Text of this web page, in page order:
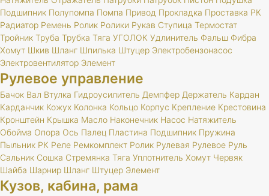
Подшипник Полупомпа Помпа Привод Прокладка Проставка РК
Радиатор Ремень Ролик Ролики Рукав Ступица Термостат
Тройник Труба Трубка Тяга УГОЛОК Удлинитель Фальш Фибра
Хомут Шкив Шланг Шпилька Штуцер Электробензонасос
Электровентилятор Элемент
Рулевое управление
Бачок Вал Втулка Гидроусилитель Демпфер Держатель Кардан
Карданчик Кожух Колонка Кольцо Корпус Крепление Крестовина
Кронштейн Крышка Масло Наконечник Насос Натяжитель
Обойма Опора Ось Палец Пластина Подшипник Пружина
Пыльник РК Реле Ремкомплект Ролик Рулевая Рулевое Руль
Сальник Сошка Стремянка Тяга Уплотнитель Хомут Червяк
Шайба Шарнир Шланг Штуцер Элемент
Кузов, кабина, рама